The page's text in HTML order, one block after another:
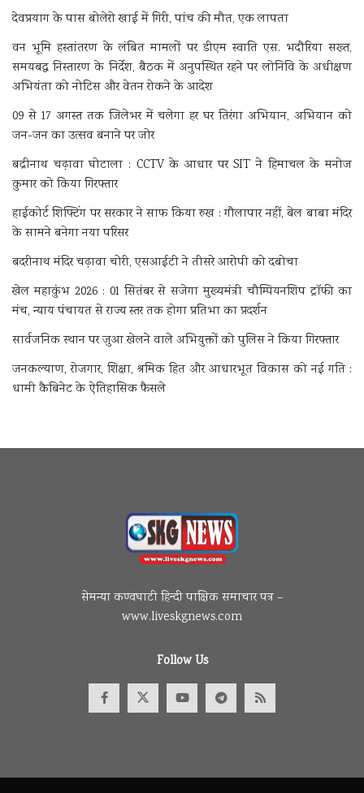
देवप्रयाग के पास बोलेरो खाई में गिरी, पांच की मौत, एक लापता
वन भूमि हस्तांतरण के लंबित मामलों पर डीएम स्वाति एस. भदौरिया सख्त,
समयबद्ध निस्तारण के निर्देश, बैठक में अनुपस्थित रहने पर लोनिवि के अधीक्षण
अभियंता को नोटिस और वेतन रोकने के आदेश
09 से 17 अगस्त तक जिलेभर में चलेगा हर घर तिरंगा अभियान, अभियान को
जन-जन का उत्सव बनाने पर जोर
बद्रीनाथ चढ़ावा घोटाला : CCTV के आधार पर SIT ने हिमाचल के मनोज
कुमार को किया गिरफ्तार
हाईकोर्ट शिफ्टिंग पर सरकार ने साफ किया रुख : गौलापार नहीं, बेल बाबा मंदिर
के सामने बनेगा नया परिसर
बदरीनाथ मंदिर चढ़ावा चोरी, एसआईटी ने तीसरे आरोपी को दबोचा
खेल महाकुंभ 2026 : 01 सितंबर से सजेगा मुख्यमंत्री चौम्पियनशिप ट्रॉफी का
मंच, न्याय पंचायत से राज्य स्तर तक होगा प्रतिभा का प्रदर्शन
सार्वजनिक स्थान पर जुआ खेलने वाले अभियुक्तों को पुलिस ने किया गिरफ्तार
जनकल्याण, रोजगार, शिक्षा, श्रमिक हित और आधारभूत विकास को नई गति :
धामी कैबिनेट के ऐतिहासिक फैसले
सेमन्या कण्वघाटी हिन्दी पाक्षिक समाचार पत्र –
www.liveskgnews.com
Follow Us